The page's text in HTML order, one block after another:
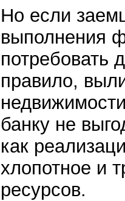
Но если
выполнения
потребовать
правило,
банку не
как
хлопотное и
ресурсов.